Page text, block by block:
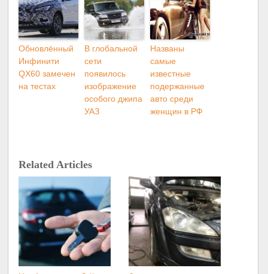
Обновлённый
Инфинити
QX60 замечен
на тестах
В глобальной
сети
появилось
изображение
особого джипа
УАЗ
Названы
самые
известные
подержанные
авто среди
женщин в РФ
Related Articles